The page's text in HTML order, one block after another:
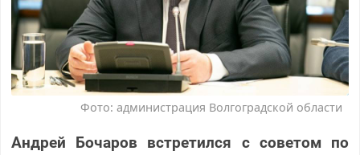
Фото: администрация Волгоградской области
Андрей Бочаров встретился с советом по